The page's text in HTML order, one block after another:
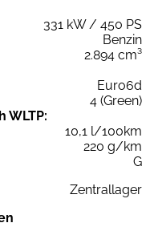
331 kW / 450 PS
Benzin
2.894 cm³
Euro6d
4 (Green)
WLTP:
10,1 l/100km
220 g/km
G
Zentrallager